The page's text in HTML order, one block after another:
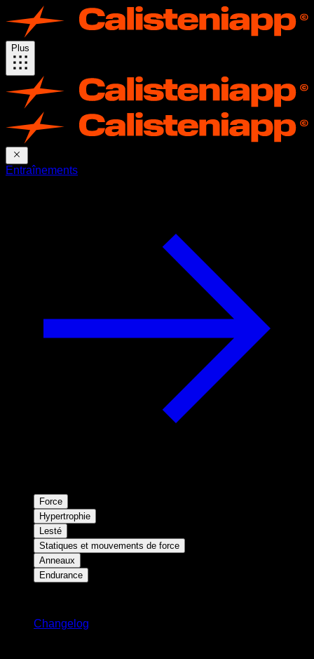
Plus
Entraînements
Force
Hypertrophie
Lesté
Statiques et mouvements de force
Anneaux
Endurance
Changelog